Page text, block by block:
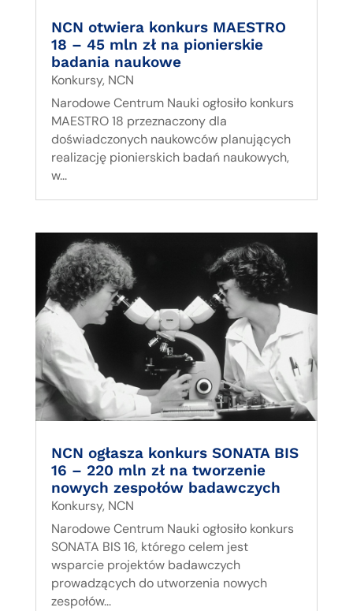
NCN otwiera konkurs MAESTRO
18 – 45 mln zł na pionierskie
badania naukowe
Konkursy, NCN
Narodowe Centrum Nauki ogłosiło konkurs
MAESTRO 18 przeznaczony dla
doświadczonych naukowców planujących
realizację pionierskich badań naukowych,
w...
NCN ogłasza konkurs SONATA BIS
16 – 220 mln zł na tworzenie
nowych zespołów badawczych
Konkursy, NCN
Narodowe Centrum Nauki ogłosiło konkurs
SONATA BIS 16, którego celem jest
wsparcie projektów badawczych
prowadzących do utworzenia nowych
zespołów...